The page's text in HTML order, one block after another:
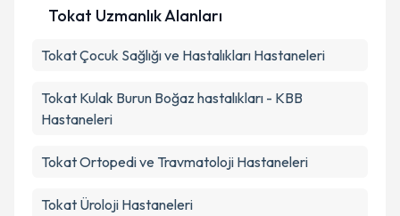
Tokat Uzmanlık Alanları
TokatÇocuk Sağlığı ve Hastalıkları Hastaneleri
Tokat Kulak Burun Boğaz hastalıkları - KBB
Hastaneleri
TokatOrtopedi ve Travmatoloji Hastaneleri
Tokat Üroloji Hastaneleri